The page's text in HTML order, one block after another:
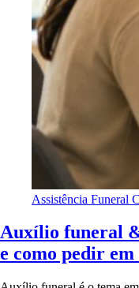
Assistência Funeral
Auxílio funeral
e como pedir em